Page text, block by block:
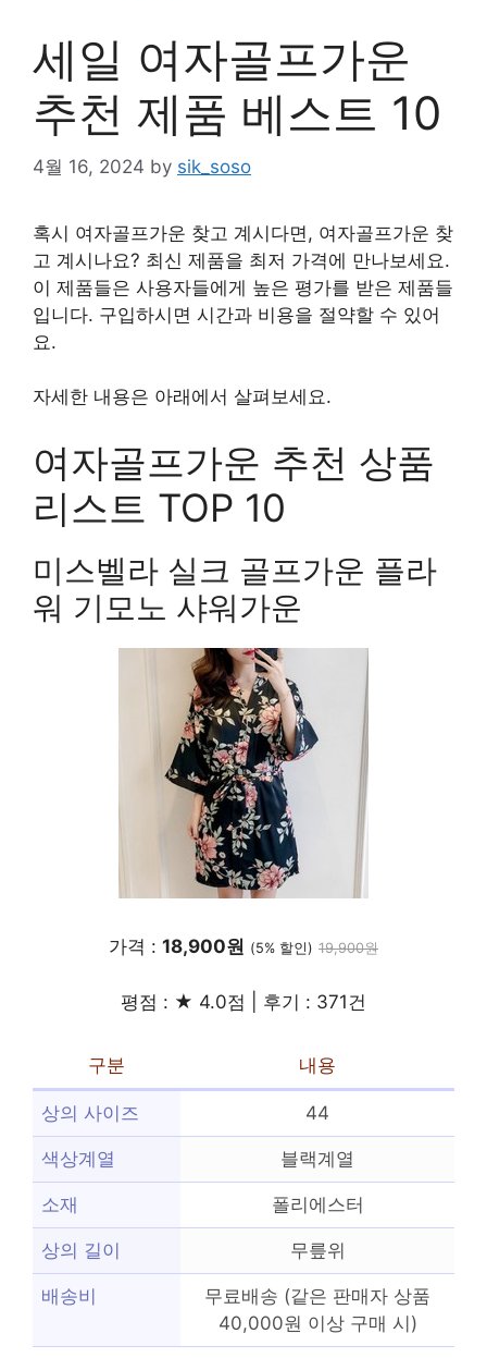
세일 여자골프가운
추천 제품 베스트 10
4월 16, 2024 by sik_soso
혹시 여자골프가운 찾고 계시다면, 여자골프가운 찾
고 계시나요? 최신 제품을 최저 가격에 만나보세요.
이 제품들은 사용자들에게 높은 평가를 받은 제품들
입니다. 구입하시면 시간과 비용을 절약할 수 있어
요.
자세한 내용은 아래에서 살펴보세요.
여자골프가운 추천 상품
리스트 TOP 10
미스벨라 실크 골프가운 플라
워 기모노 샤워가운
가격 : 18,900원 (5% 할인) 19,900원
평점 : ★ 4.0점 | 후기 : 371건
구분 내용
상의 사이즈 44
색상계열 블랙계열
소재 폴리에스터
상의 길이 무릎위
배송비
무료배송 (같은 판매자 상품
40,000원 이상 구매 시)